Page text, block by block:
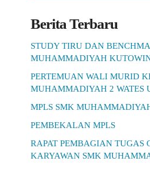
Berita Terbaru
STUDY TIRU DAN
MUHAMMADIYAH
PERTEMUAN WALI MURID
MUHAMMADIYAH 2 WATES
MPLS SMK
PEMBEKALAN MPLS
RAPAT PEMBAGIAN TUGAS
KARYAWAN SMK